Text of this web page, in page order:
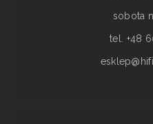
sobota
tel. +48